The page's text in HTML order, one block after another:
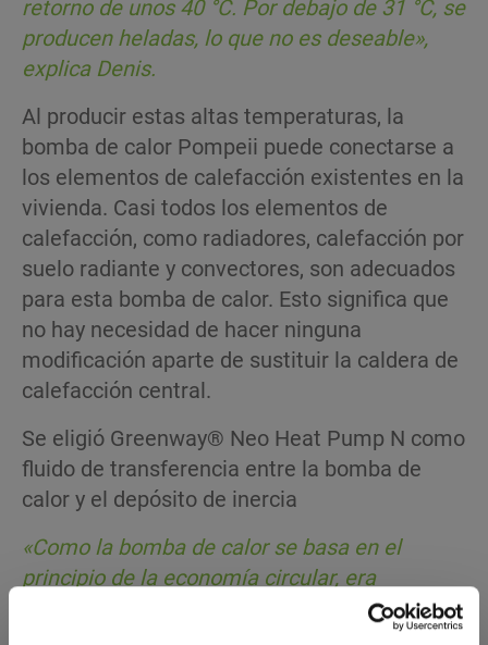
retornode unos40 °C. Por debajode 31 °C, se
producen heladas, lo que no es deseable»,
explica Denis.
Al producir estas altas temperaturas, la
bomba de calor Pompeii puede conectarse a
los elementos de calefacción existentes en la
vivienda. Casi todos los elementos de
calefacción, como radiadores, calefacción por
suelo radiante y convectores, son adecuados
para esta bomba de calor. Esto significa que
no hay necesidad de hacer ninguna
modificación aparte de sustituir la caldera de
calefacción central.
Se eligió Greenway® Neo Heat Pump N como
fluido de transferencia entre la bomba de
calor y el depósito de inercia
«Como la bomba de calor se basa en el
principio de la economía circular, era
importante que el fluido de transferencia de
calor fuera también sostenible», explica